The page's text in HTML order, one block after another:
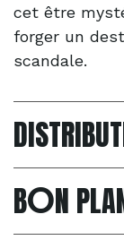
cet être
forger un
scandale.
BON